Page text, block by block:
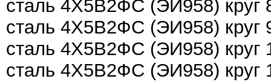
сталь 4Х5В2ФС (ЭИ958) круг
сталь 4Х5В2ФС (ЭИ958) круг
сталь 4Х5В2ФС (ЭИ958) круг
сталь 4Х5В2ФС (ЭИ958) круг